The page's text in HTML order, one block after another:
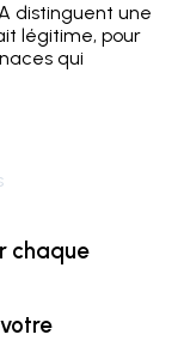
distinguent une
légitime, pour
qui
chaque